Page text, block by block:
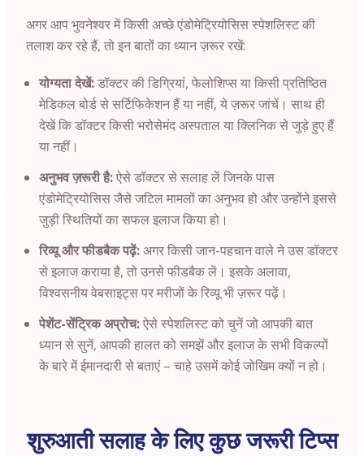
अगर आप भुवनेश्वर में किसी अच्छे एंडोमेट्रियोसिस स्पेशलिस्ट की
तलाश कर रहे हैं, तो इन बातों का ध्यान ज़रूर रखें:
योग्यता देखें:डॉक्टर की डिग्रियां, फेलोशिप्स या किसी प्रतिष्ठित
मेडिकल बोर्ड से सर्टिफिकेशन हैं या नहीं, ये ज़रूर जांचें। साथ ही
देखें कि डॉक्टर किसी भरोसेमंद अस्पताल या क्लिनिक से जुड़े हुए हैं
या नहीं।
अनुभव ज़रूरी है:ऐसे डॉक्टर से सलाह लें जिनके पास
एंडोमेट्रियोसिस जैसे जटिल मामलों का अनुभव हो और उन्होंने इससे
जुड़ी स्थितियों का सफल इलाज किया हो।
रिव्यू और फीडबैक पढ़ें:अगर किसी जान-पहचान वाले ने उस डॉक्टर
से इलाज कराया है, तो उनसे फीडबैक लें। इसके अलावा,
विश्वसनीय वेबसाइट्स पर मरीजों के रिव्यू भी ज़रूर पढ़ें।
पेशेंट-सेंट्रिक अप्रोच:ऐसे स्पेशलिस्ट को चुनें जो आपकी बात
ध्यान से सुनें, आपकी हालत को समझें और इलाज के सभी विकल्पों
के बारे में ईमानदारी से बताएं – चाहे उसमें कोई जोखिम क्यों न हो।
शुरुआती सलाह के लिए कुछ जरूरी टिप्स